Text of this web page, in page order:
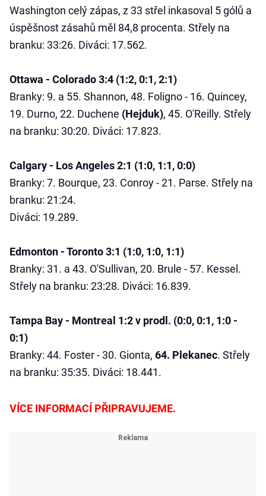
Washington celý zápas, z 33 střel inkasoval 5 gólů a
úspěšnost zásahů měl 84,8 procenta. Střely na
branku: 33:26. Diváci: 17.562.
Ottawa - Colorado 3:4 (1:2, 0:1, 2:1)
Branky: 9. a 55. Shannon, 48. Foligno - 16. Quincey,
19. Durno, 22. Duchene (Hejduk), 45. O'Reilly. Střely
na branku: 30:20. Diváci: 17.823.
Calgary - Los Angeles 2:1 (1:0, 1:1, 0:0)
Branky: 7. Bourque, 23. Conroy - 21. Parse. Střely na
branku: 21:24.
Diváci: 19.289.
Edmonton - Toronto 3:1 (1:0, 1:0, 1:1)
Branky: 31. a 43. O'Sullivan, 20. Brule - 57. Kessel.
Střely na branku: 23:28. Diváci: 16.839.
Tampa Bay - Montreal 1:2 v prodl. (0:0, 0:1, 1:0 -
0:1)
Branky: 44. Foster - 30. Gionta, 64. Plekanec. Střely
na branku: 35:35. Diváci: 18.441.
VÍCE INFORMACÍ PŘIPRAVUJEME.